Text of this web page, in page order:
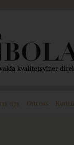
tips Om oss